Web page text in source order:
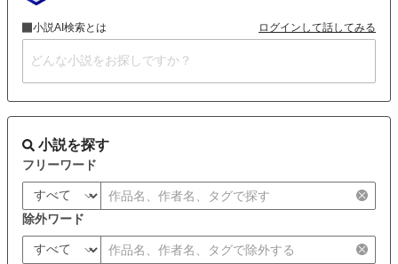
小説AI検索とは ログインして話してみる
小説を探す
フリーワード
除外ワード